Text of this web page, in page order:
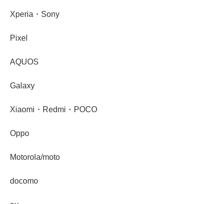
Xperia・Sony
Pixel
AQUOS
Galaxy
Xiaomi・Redmi・POCO
Oppo
Motorola/moto
docomo